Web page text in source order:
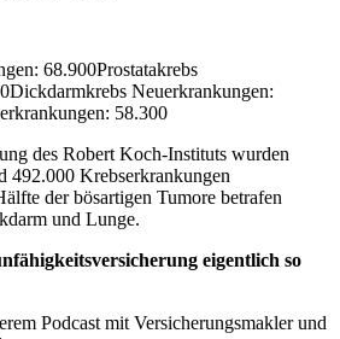
68.900Prostatakrebs
Neuerkrankungen:
58.300
des Robert Koch-Instituts wurden
492.000 Krebs­erkrankungen
der bösartigen Tumore betrafen
und Lunge.
eigentlich so
Podcast mit Versicherungsmakler und